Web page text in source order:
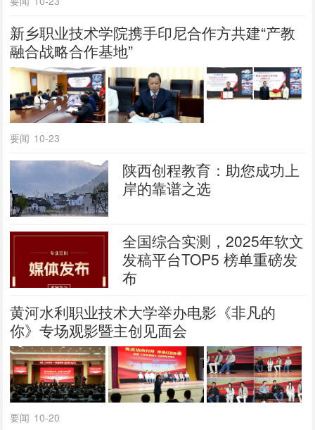
新乡职业技术学院携手印尼合作方共建“产教
融合战略合作基地”
要闻 10-23
陕西创程教育：助您成功上
岸的靠谱之选
全国综合实测，2025年软文
发稿平台TOP5 榜单重磅发
布
黄河水利职业技术大学举办电影《非凡的
你》专场观影暨主创见面会
要闻 10-20